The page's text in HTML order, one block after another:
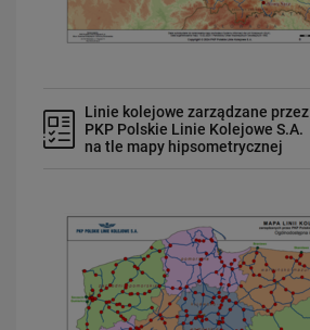
Linie kolejowe zarządzane przez
PKP Polskie Linie Kolejowe S.A.
na tle mapy hipsometrycznej